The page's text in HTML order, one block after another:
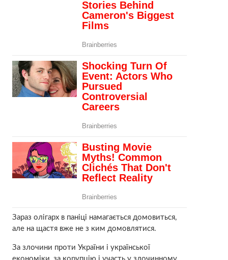
Зараз олігарх в паніці намагається домовиться,
але на щастя вже не з ким домовлятися.
За злочини проти України і української
економіки, за корупцію і участь у злочинному